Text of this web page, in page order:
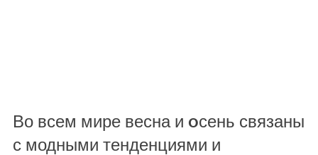
Во всем мире весна и oсень связаны
с модными тенденциями и